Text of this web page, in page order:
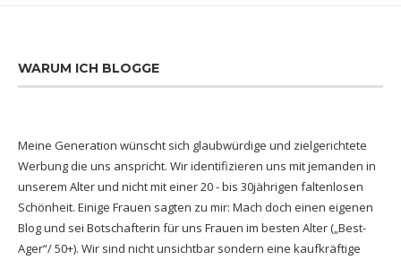
WARUM ICH BLOGGE
Meine Generation wünscht sich glaubwürdige und zielgerichtete
Werbung die uns anspricht. Wir identifizieren uns mit jemanden in
unserem Alter und nicht mit einer 20 - bis 30jährigen faltenlosen
Schönheit. Einige Frauen sagten zu mir: Mach doch einen eigenen
Blog und sei Botschafterin für uns Frauen im besten Alter („Best-
Ager“/ 50+). Wir sind nicht unsichtbar sondern eine kaufkräftige